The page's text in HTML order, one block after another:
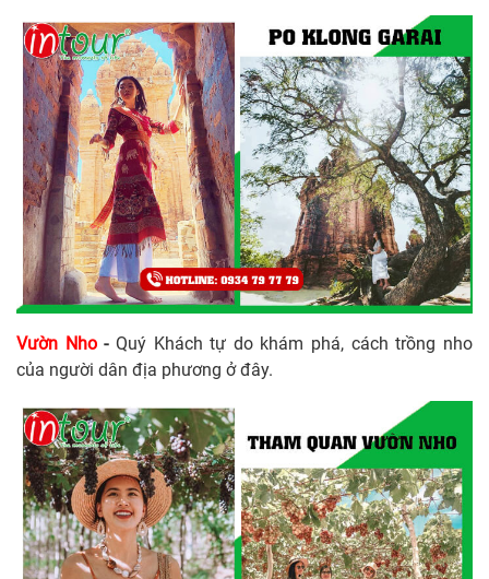
Vườn Nho- Quý Khách tự do khám phá, cách trồng nho
của người dân địa phương ở đây.